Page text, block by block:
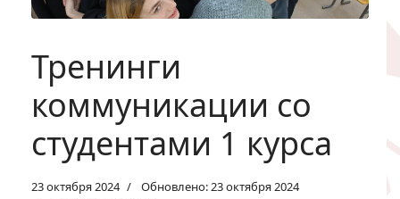
Тренинги
коммуникации со
студентами 1 курса
23 октября 2024
Обновлено: 23 октября 2024